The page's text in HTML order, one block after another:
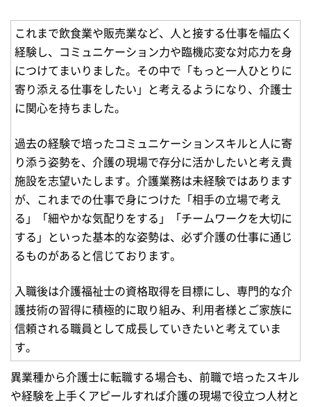
これまで飲食業や販売業など、人と接する仕事を幅広く
経験し、コミュニケーション力や臨機応変な対応力を身
につけてまいりました。その中で「もっと一人ひとりに
寄り添える仕事をしたい」と考えるようになり、介護士
に関心を持ちました。
過去の経験で培ったコミュニケーションスキルと人に寄
り添う姿勢を、介護の現場で存分に活かしたいと考え貴
施設を志望いたします。介護業務は未経験ではあります
が、これまでの仕事で身につけた「相手の立場で考え
る」「細やかな気配りをする」「チームワークを大切に
する」といった基本的な姿勢は、必ず介護の仕事に通じ
るものがあると信じております。
入職後は介護福祉士の資格取得を目標にし、専門的な介
護技術の習得に積極的に取り組み、利用者様とご家族に
信頼される職員として成長していきたいと考えていま
す。
異業種から介護士に転職する場合も、前職で培ったスキル
や経験を上手くアピールすれば介護の現場で役立つ人材と